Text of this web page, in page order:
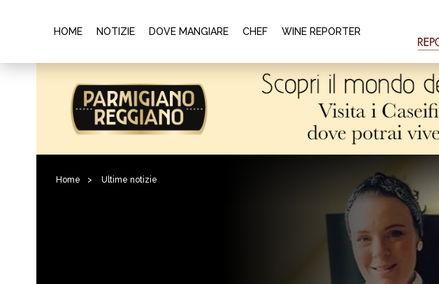
HOME NOTIZIE DOVE MANGIARE CHEF WINE REPORTER
Home > Ultime notizie